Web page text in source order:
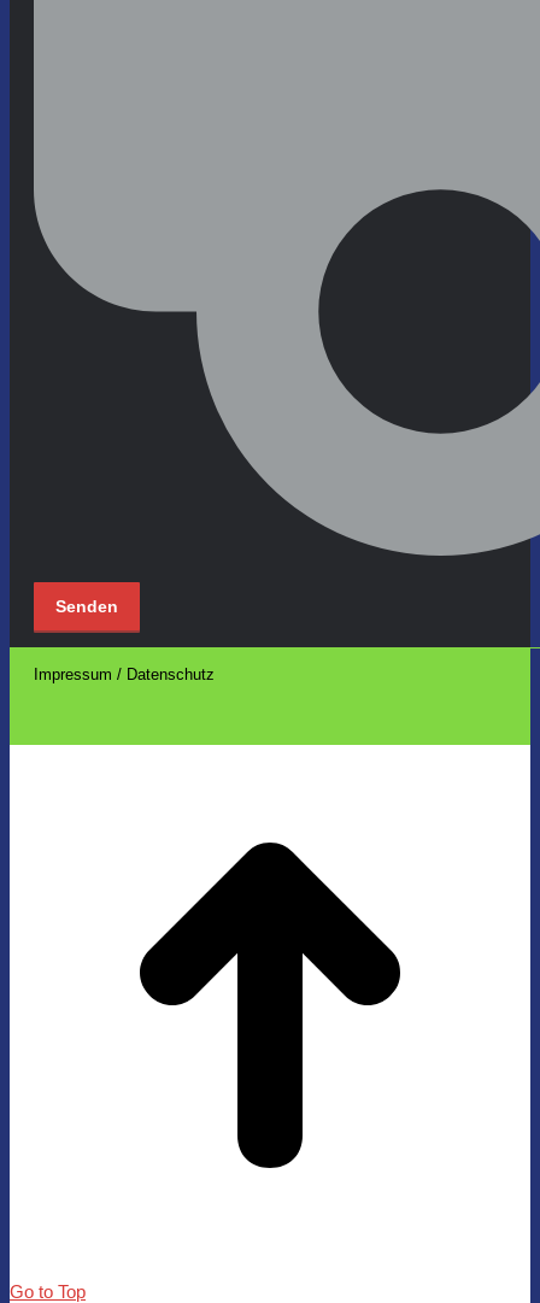
Impressum / Datenschutz
Go to Top